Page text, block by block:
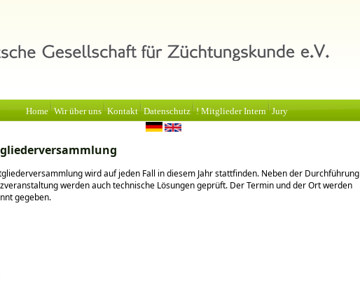
Home Wir über uns Kontakt Datenschutz ! Mitglieder Intern Jury
wird auf jeden Fall in diesem Jahr stattfinden. Neben der Durchführung
werden auch technische Lösungen geprüft. Der Termin und der Ort werden
gegeben.